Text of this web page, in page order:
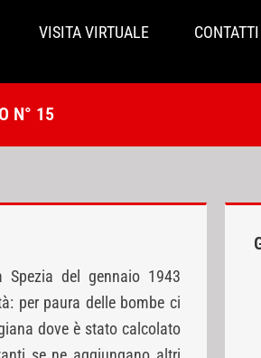
VISITA VIRTUALE CONTATTI
N° 15
Spezia del gennaio 1943
per paura delle bombe ci
dove è stato calcolato